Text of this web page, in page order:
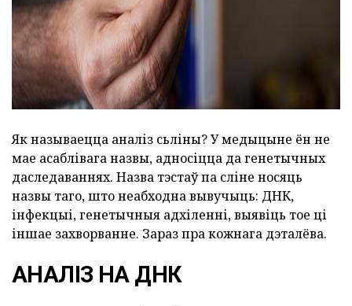
Як называецца аналіз сьліны? У медыцыне ён не
мае асаблівага назвы, адносіцца да генетычных
даследаваннях. Назва тэстаў па сліне носяць
назвы таго, што неабходна вывучыць: ДНК,
інфекцыі, генетычныя адхіленні, выявіць тое ці
іншае захворванне. Зараз пра кожнага дэталёва.
АНАЛІЗ НА ДНК